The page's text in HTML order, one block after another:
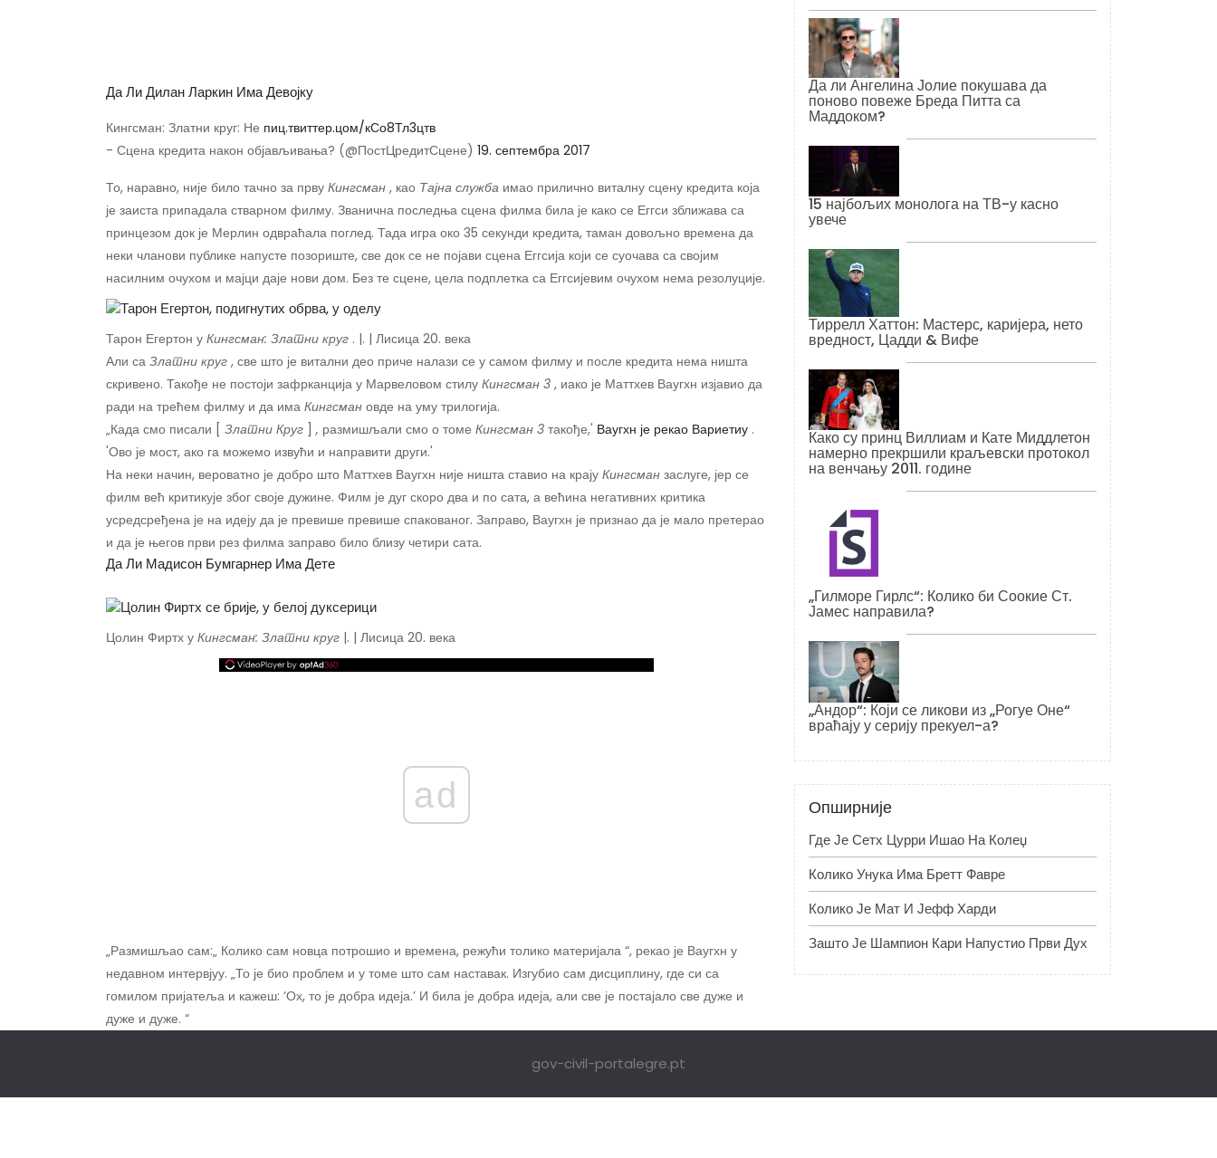
Да Ли Дилан Ларкин Има Девојку
Кингсман: Златни круг: Не пиц.твиттер.цом/кСо8Тл3цтв
- Сцена кредита након објављивања? (@ПостЦредитСцене) 19. септембра 2017
То, наравно, није било тачно за прву Кингсман , као Тајна служба имао прилично виталну сцену кредита која
је заиста припадала стварном филму. Званична последња сцена филма била је како се Еггси зближава са
принцезом док је Мерлин одвраћала поглед. Тада игра око 35 секунди кредита, таман довољно времена да
неки чланови публике напусте позориште, све док се не појави сцена Еггсија који се суочава са својим
насилним очухом и мајци даје нови дом. Без те сцене, цела подплетка са Еггсијевим очухом нема резолуције.
Тарон Егертон у Кингсман: Златни круг . |. | Лисица 20. века
Али са Златни круг , све што је витални део приче налази се у самом филму и после кредита нема ништа
скривено. Такође не постоји зафрканција у Марвеловом стилу Кингсман 3 , иако је Маттхев Ваугхн изјавио да
ради на трећем филму и да има Кингсман овде на уму трилогија.
„Када смо писали [ Златни Круг ], размишљали смо о томе Кингсман 3 такође,' Ваугхн је рекао Вариетиу .
'Ово је мост, ако га можемо извући и направити други.'
На неки начин, вероватно је добро што Маттхев Ваугхн није ништа ставио на крају Кингсман заслуге, јер се
филм већ критикује због своје дужине. Филм је дуг скоро два и по сата, а већина негативних критика
усредсређена је на идеју да је превише превише спакованог. Заправо, Ваугхн је признао да је мало претерао
и да је његов први рез филма заправо било близу четири сата.
Да Ли Мадисон Бумгарнер Има Дете
Цолин Фиртх у Кингсман: Златни круг |. | Лисица 20. века
ad
„Размишљао сам:„ Колико сам новца потрошио и времена, режући толико материјала “, рекао је Ваугхн у
недавном интервјуу. „То је био проблем и у томе што сам наставак. Изгубио сам дисциплину, где си са
гомилом пријатеља и кажеш: ‘Ох, то је добра идеја.’ И била је добра идеја, али све је постајало све дуже и
дуже и дуже. “
Да ли Ангелина Јолие покушава да
поново повеже Бреда Питта са
Маддоком?
15 најбољих монолога на ТВ-у касно
увече
Тиррелл Хаттон: Мастерс, каријера, нето
вредност, Цадди & Вифе
Како су принц Виллиам и Кате Миддлетон
намерно прекршили краљевски протокол
на венчању 2011. године
„Гилморе Гирлс“: Колико би Соокие Ст.
Јамес направила?
„Андор“: Који се ликови из „Рогуе Оне“
враћају у серију прекуел-а?
Опширније
Где Је Сетх Цурри Ишао На Колеџ
Колико Унука Има Бретт Фавре
Колико Је Мат И Јефф Харди
Зашто Је Шампион Кари Напустио Први Дух
gov-civil-portalegre.pt